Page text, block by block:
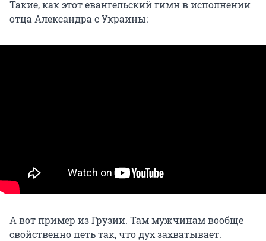
Такие, как этот евангельский гимн в исполнении
отца Александра с Украины:
А вот пример из Грузии. Там мужчинам вообще
свойственно петь так, что дух захватывает.